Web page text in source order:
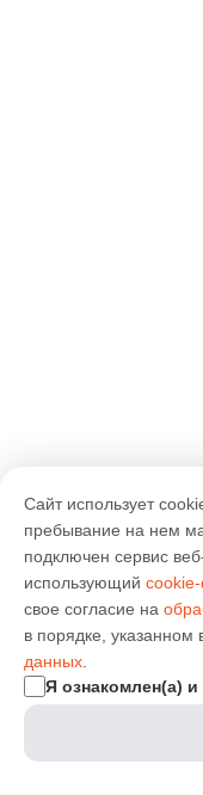
Сайт использует
пребывание на нем
подключен сервис
использующий
свое согласие на
в порядке, указанном
данных
Я ознакомлен(а)